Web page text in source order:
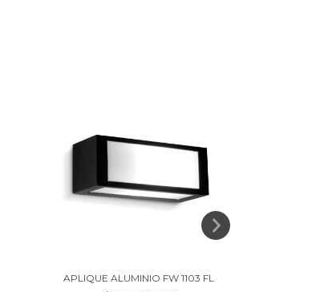
APLIQUE ALUMINIO FW 1103 FL